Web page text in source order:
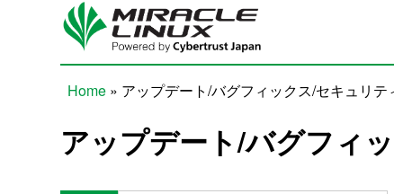
Skip to main content
Home » アップデート/バグフィックス/セキュリテ
アップデート/バグフィ